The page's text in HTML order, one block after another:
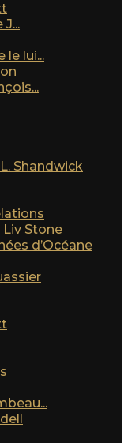
le lui...
Shandwick
Stone
d’Océane